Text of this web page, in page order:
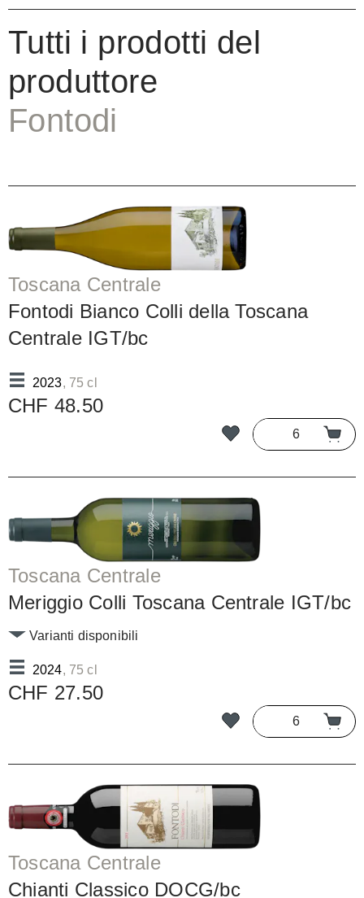
Tutti i prodotti del
produttore
Fontodi
Toscana Centrale
Fontodi Bianco Colli della Toscana
Centrale IGT/bc
2023, 75 cl
CHF 48.50
Toscana Centrale
Meriggio Colli Toscana Centrale IGT/bc
2024, 75 cl
Varianti disponibili
CHF 27.50
Toscana Centrale
Chianti Classico DOCG/bc